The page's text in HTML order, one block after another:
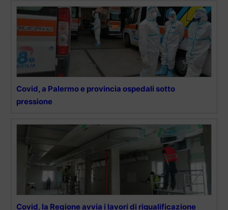
Covid, a Palermo e provincia ospedali sotto
pressione
Covid, la Regione avvia i lavori di riqualificazione